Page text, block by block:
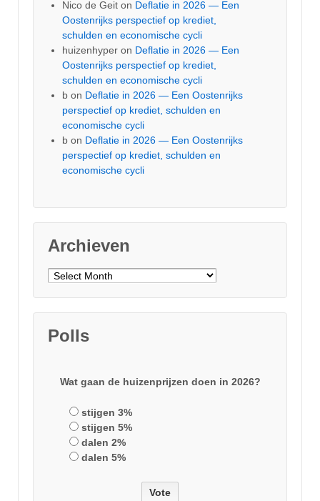
Nico de Geit on Deflatie in 2026 — Een
Oostenrijks perspectief op krediet,
schulden en economische cycli
huizenhyper on Deflatie in 2026 — Een
Oostenrijks perspectief op krediet,
schulden en economische cycli
b on Deflatie in 2026 — Een Oostenrijks
perspectief op krediet, schulden en
economische cycli
b on Deflatie in 2026 — Een Oostenrijks
perspectief op krediet, schulden en
economische cycli
Archieven
Archieven
Polls
Wat gaan de huizenprijzen doen in 2026?
stijgen 3%
stijgen 5%
dalen 2%
dalen 5%